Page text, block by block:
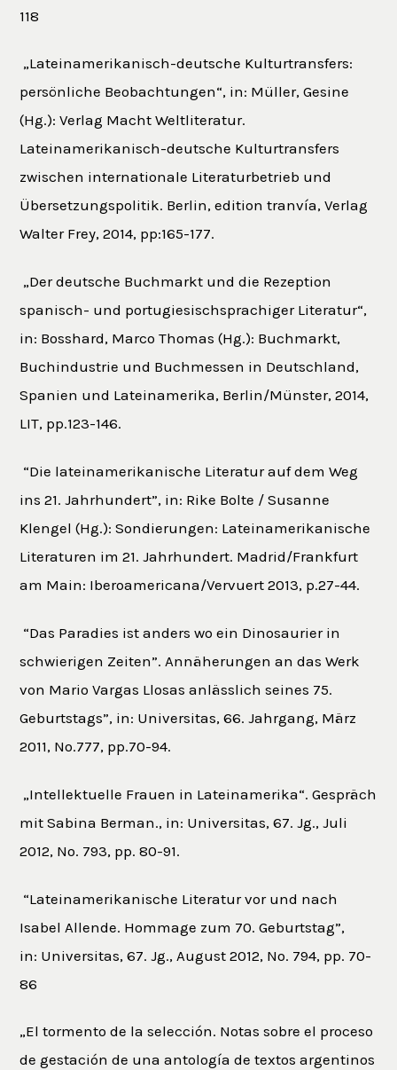
118
„Lateinamerikanisch-deutsche Kulturtransfers:
persönliche Beobachtungen“, in: Müller, Gesine
(Hg.): Verlag Macht Weltliteratur.
Lateinamerikanisch-deutsche Kulturtransfers
zwischen internationale Literaturbetrieb und
Übersetzungspolitik. Berlin, edition tranvía, Verlag
Walter Frey, 2014, pp:165-177.
„Der deutsche Buchmarkt und die Rezeption
spanisch- und portugiesischsprachiger Literatur“,
in: Bosshard, Marco Thomas (Hg.): Buchmarkt,
Buchindustrie und Buchmessen in Deutschland,
Spanien und Lateinamerika, Berlin/Münster, 2014,
LIT, pp.123-146.
“Die lateinamerikanische Literatur auf dem Weg
ins 21. Jahrhundert”, in: Rike Bolte / Susanne
Klengel (Hg.): Sondierungen: Lateinamerikanische
Literaturen im 21. Jahrhundert. Madrid/Frankfurt
am Main: Iberoamericana/Vervuert 2013, p.27-44.
“Das Paradies ist anders wo ein Dinosaurier in
schwierigen Zeiten”. Annäherungen an das Werk
von Mario Vargas Llosas anlässlich seines 75.
Geburtstags”, in: Universitas, 66. Jahrgang, März
2011, No.777, pp.70-94.
„Intellektuelle Frauen in Lateinamerika“. Gespräch
mit Sabina Berman., in: Universitas, 67. Jg., Juli
2012, No. 793, pp. 80-91.
“Lateinamerikanische Literatur vor und nach
Isabel Allende. Hommage zum 70. Geburtstag”,
in: Universitas, 67. Jg., August 2012, No. 794, pp. 70-
86
„El tormento de la selección. Notas sobre el proceso
de gestación de una antología de textos argentinos